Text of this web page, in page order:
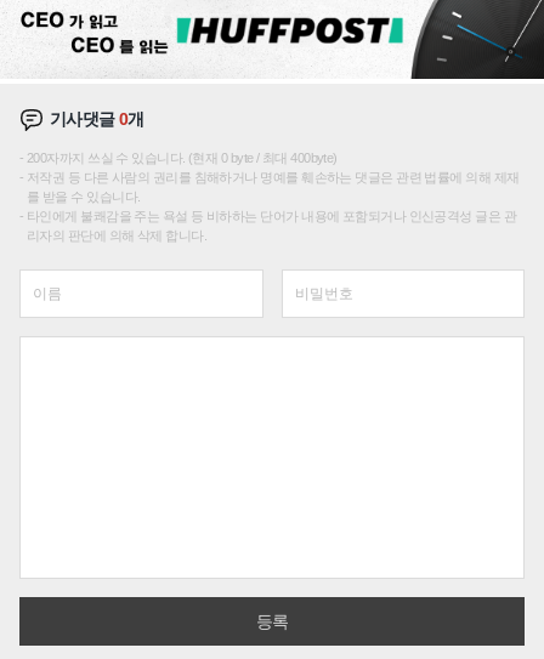
기사댓글0개
200자까지 쓰실 수 있습니다. (현재 0 byte / 최대 400byte)
저작권 등 다른 사람의 권리를 침해하거나 명예를 훼손하는 댓글은 관련 법률에 의해 제재
를 받을 수 있습니다.
타인에게 불쾌감을 주는 욕설 등 비하하는 단어가 내용에 포함되거나 인신공격성 글은 관
리자의 판단에 의해 삭제 합니다.